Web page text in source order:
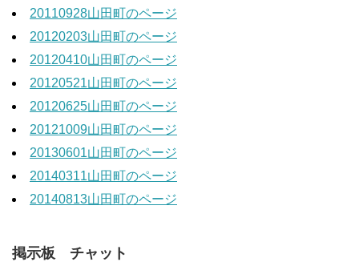
20110928山田町のページ
20120203山田町のページ
20120410山田町のページ
20120521山田町のページ
20120625山田町のページ
20121009山田町のページ
20130601山田町のページ
20140311山田町のページ
20140813山田町のページ
掲示板 チャット